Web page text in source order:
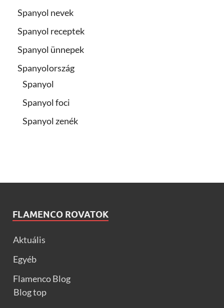
Spanyol nevek
Spanyol receptek
Spanyol ünnepek
Spanyolország
Spanyol
Spanyol foci
Spanyol zenék
FLAMENCO ROVATOK
Aktuális
Egyéb
Flamenco Blog
Blog top